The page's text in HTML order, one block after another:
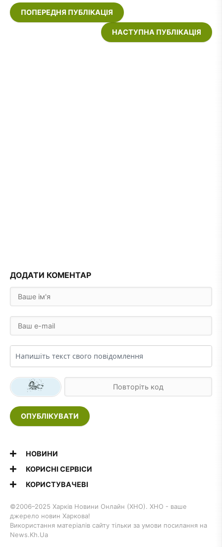
ПОПЕРЕДНЯ ПУБЛІКАЦІЯ
НАСТУПНА ПУБЛІКАЦІЯ
ДОДАТИ КОМЕНТАР
ОПУБЛІКУВАТИ
НОВИНИ
КОРИСНІ СЕРВІСИ
КОРИСТУВАЧЕВІ
©2006–2025 Харків Новини Онлайн (ХНО). ХНО - ваше
джерело новин Харкова!
Використання матеріалів сайту тільки за умови посилання на
News.Kh.Ua